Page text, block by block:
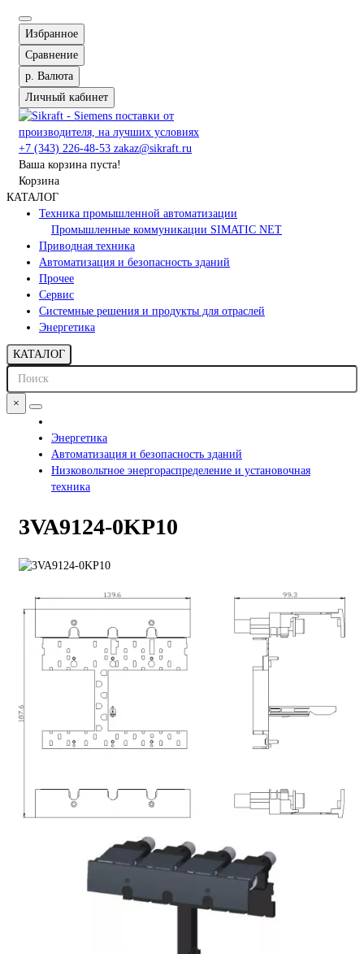
Избранное
Сравнение
р. Валюта
Личный кабинет
+7 (343) 226-48-53 zakaz@sikraft.ru
Ваша корзина пуста!
Корзина
КАТАЛОГ
Техника промышленной автоматизации
Промышленные коммуникации SIMATIC NET
Приводная техника
Автоматизация и безопасность зданий
Прочее
Сервис
Системные решения и продукты для отраслей
Энергетика
КАТАЛОГ
×
Энергетика
Автоматизация и безопасность зданий
Низковольтное энергораспределение и установочная
техника
3VA9124-0KP10